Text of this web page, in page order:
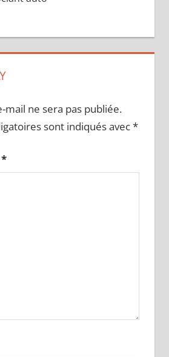
mail ne sera pas publiée.
sont indiqués avec*
*